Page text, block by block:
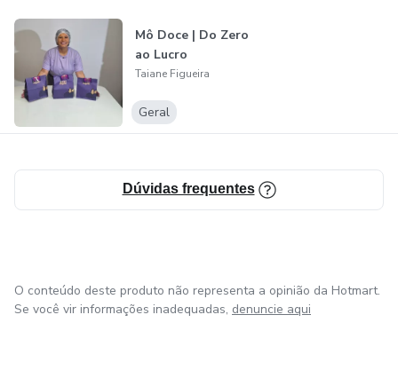
Mô Doce | Do Zero
ao Lucro
Taiane Figueira
Geral
Dúvidas frequentes
O conteúdo deste produto não representa a opinião da Hotmart.
Se você vir informações inadequadas, denuncie aqui